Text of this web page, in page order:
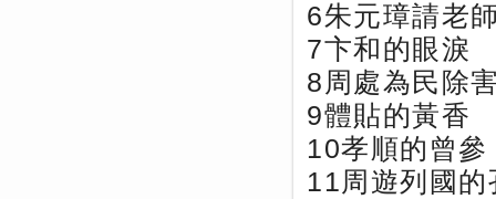
6朱元璋請老
7卞和的眼淚
8周處為民除
9體貼的黃香
10孝順的曾參
11周遊列國的